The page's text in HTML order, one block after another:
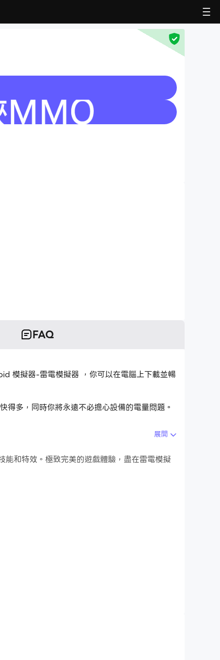
FAQ
模擬器-雷電模擬器 ，你可以在電腦上下載並暢
多，同時你將永遠不必擔心設備的電量問題。
展開
和特效。極致完美的遊戲體驗，盡在雷電模擬